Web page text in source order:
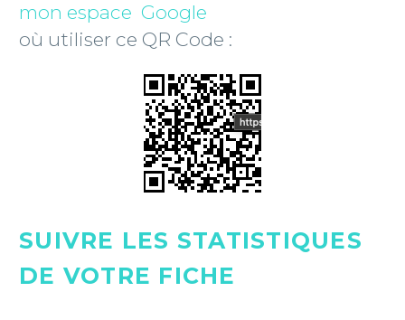
mon espace Google
où utiliser ce QR Code :
SUIVRE LES STATISTIQUES
DE VOTRE FICHE